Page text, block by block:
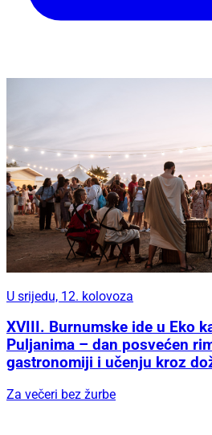
U srijedu, 12. kolovoza
XVIII. Burnumske ide u Eko
Puljanima – dan posvećen
gastronomiji i učenju kroz
Za večeri bez žurbe